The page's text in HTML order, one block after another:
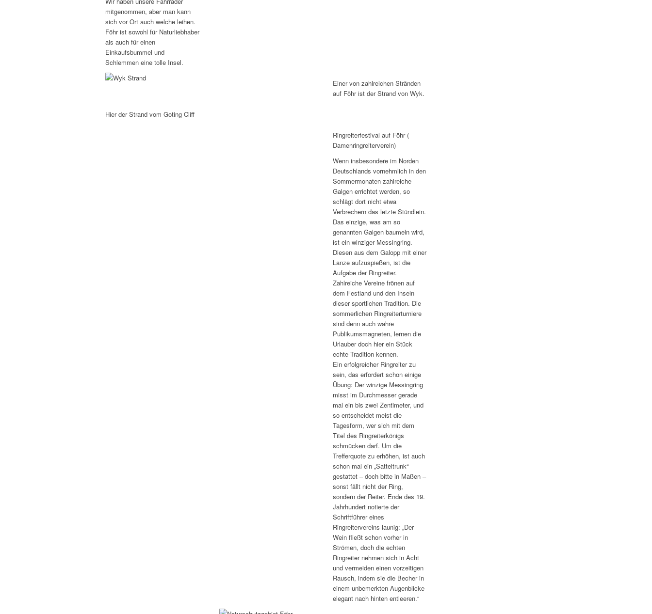
mitgenommen, aber man kann
sich vor Ort auch welche leihen.
Föhr ist sowohl für Naturliebhaber
als auch für einen
Einkaufsbummel und
Schlemmen eine tolle Insel.
Einer von zahlreichen Stränden
auf Föhr ist der Strand von Wyk.
Hier der Strand vom Goting Cliff
Ringreiterfestival auf Föhr (
Damenringreiterverein)
Wenn insbesondere im Norden
Deutschlands vornehmlich in den
Sommermonaten zahlreiche
Galgen errichtet werden, so
schlägt dort nicht etwa
Verbrechern das letzte Stündlein.
Das einzige, was am so
genannten Galgen baumeln wird,
ist ein winziger Messingring.
Diesen aus dem Galopp mit einer
Lanze aufzuspießen, ist die
Aufgabe der Ringreiter.
Zahlreiche Vereine frönen auf
dem Festland und den Inseln
dieser sportlichen Tradition. Die
sommerlichen Ringreiterturniere
sind denn auch wahre
Publikumsmagneten, lernen die
Urlauber doch hier ein Stück
echte Tradition kennen.
Ein erfolgreicher Ringreiter zu
sein, das erfordert schon einige
Übung: Der winzige Messingring
misst im Durchmesser gerade
mal ein bis zwei Zentimeter, und
so entscheidet meist die
Tagesform, wer sich mit dem
Titel des Ringreiterkönigs
schmücken darf. Um die
Trefferquote zu erhöhen, ist auch
schon mal ein „Satteltrunk“
gestattet – doch bitte in Maßen –
sonst fällt nicht der Ring,
sondern der Reiter. Ende des 19.
Jahrhundert notierte der
Schriftführer eines
Ringreitervereins launig: „Der
Wein fließt schon vorher in
Strömen, doch die echten
Ringreiter nehmen sich in Acht
und vermeiden einen vorzeitigen
Rausch, indem sie die Becher in
einem unbemerkten Augenblicke
elegant nach hinten entleeren.“